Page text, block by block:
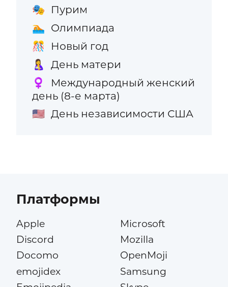
🎭 Пурим
🏊 Олимпиада
🎊 Новый год
🤱 День матери
♀️
Международный женский
день (8-е марта)
🇺🇸 День независимости США
Платформы
Apple
Discord
Docomo
emojidex
Microsoft
Mozilla
OpenMoji
Samsung